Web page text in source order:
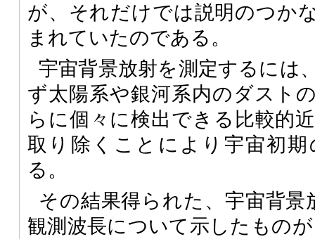
が、それだけでは説明のつか
まれていたのである。
宇宙背景放射を測定するには
ず太陽系や銀河系内のダスト
らに個々に検出できる比較的
取り除くことにより宇宙初
る。
その結果得られた、宇宙背
観測波長について示したもの